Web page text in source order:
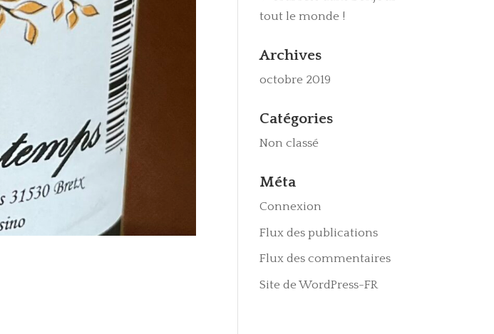
tout le monde !
Archives
octobre 2019
Catégories
Non classé
Méta
Connexion
Flux des publications
Flux des commentaires
Site de WordPress-FR